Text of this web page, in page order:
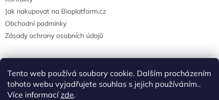
Tento web používá soubory cookie. Dalším procházením
tohoto webu vyjadřujete souhlas s jejich používáním..
Více informacízde.
Jak nakupovat na Bioplatform.cz
Obchodní podmínky
Zásady ochrany osobních údajů
Instagram